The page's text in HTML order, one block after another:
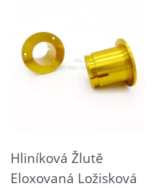
Hliníková Žlutě
Eloxovaná Ložisková